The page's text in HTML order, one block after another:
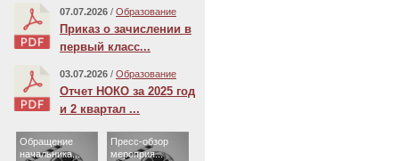
07.07.2026 / Образование
Приказ о зачислении в
первый класс...
03.07.2026 / Образование
Отчет НОКО за 2025 год
и 2 квартал ...
Обращение
начальника...
Пресс-обзор
мероприя...